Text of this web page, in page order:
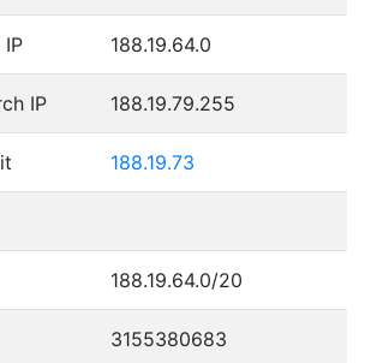
188.19.64.0
IP 188.19.79.255
188.19.73
188.19.64.0/20
3155380683